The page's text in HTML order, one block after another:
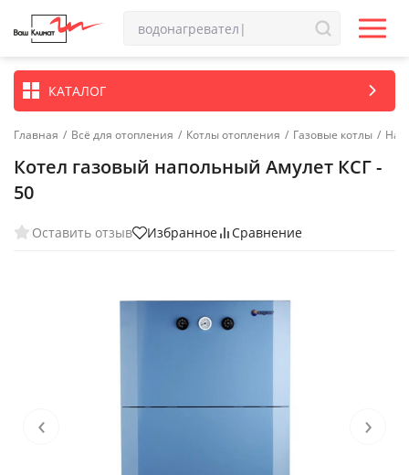
КАТАЛОГ
Главная / Всё для отопления / Котлы отопления / Газовые котлы /
Котел газовый напольный Амулет КСГ -
50
Оставить отзыв Избранное Сравнение
‹ ›